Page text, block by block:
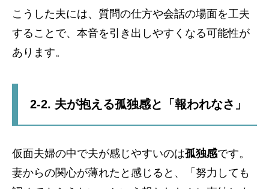
こうした夫には、質問の仕方や会話の場面を工夫
することで、本音を引き出しやすくなる可能性が
あります。
2-2. 夫が抱える孤独感と「報われなさ」
仮面夫婦の中で夫が感じやすいのは孤独感です。
妻からの関心が薄れたと感じると、「努力しても